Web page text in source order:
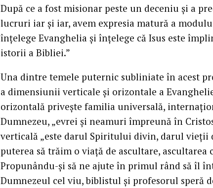
După ce a fost misionar peste un deceniu și a
lucruri iar și iar, avem expresia matură a
înțelege Evanghelia și înțelege că Isus este
istorii a Bibliei.”
Una dintre temele puternic subliniate în acest
a dimensiunii verticale și orizontale a
orizontală privește familia universală,
Dumnezeu, „evrei și neamuri împreună în
verticală „este darul Spiritului divin, darul vieții
puterea să trăim o viață de ascultare, ascultarea
Propunându-și să ne ajute în primul rând să îl
Dumnezeul cel viu, biblistul și profesorul speră